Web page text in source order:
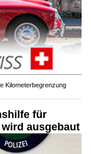
Kilometerbegrenzung
für
ausgebaut